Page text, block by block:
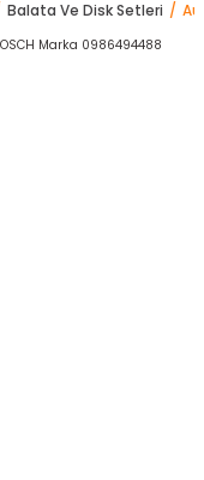
Balata Ve Disk Setleri